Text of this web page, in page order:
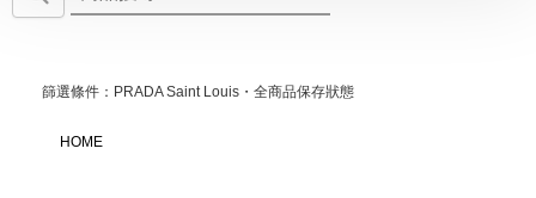
篩選條件：PRADA Saint Louis・全商品保存狀態
HOME